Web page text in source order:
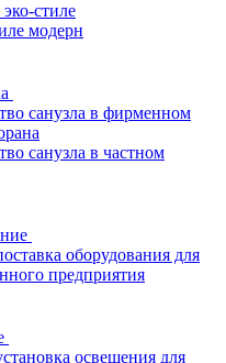
стиле
модерн
санузла в фирменном
санузла в частном
оборудования для
предприятия
освещения для